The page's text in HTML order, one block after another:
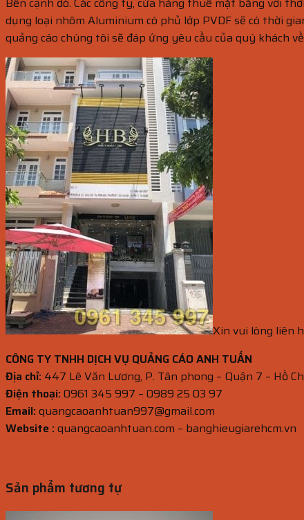
dụng loại nhôm Aluminium có phủ lớp PVDF sẽ có thời
quảng cáo chúng tôi sẽ đáp ứng yêu cầu của quý khách
Xin vui lòng liên
CÔNG TY TNHH DỊCH VỤ QUẢNG CÁO ANH TUẤN
Địa chỉ: 447 Lê Văn Lương, P. Tân phong – Quận 7 – Hồ
Điện thoại:0961 345 997 – 0989 25 03 97
Email:quangcaoanhtuan997@gmail.com
Website :quangcaoanhtuan.com – banghieugiarehcm.vn
Sản phẩm tương tự